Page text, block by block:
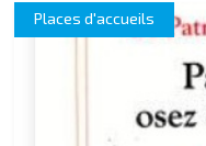
Places d'accueils